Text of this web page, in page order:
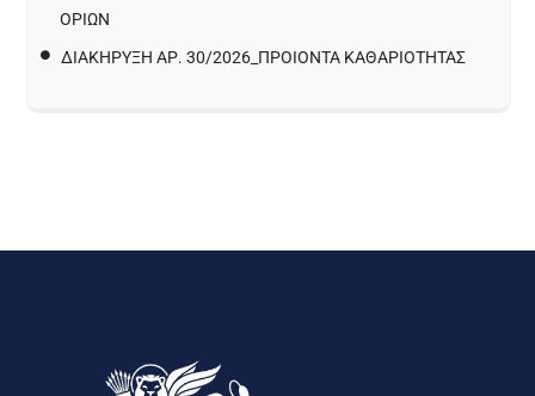
ΟΡΙΩΝ
ΔΙΑΚΉΡΥΞΗ ΑΡ. 30/2026_ΠΡΟΙΌΝΤΑ ΚΑΘΑΡΙΌΤΗΤΑΣ